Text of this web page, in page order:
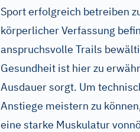
Sport erfolgreich betreiben
körperlicher Verfassung
anspruchsvolle Trails
Gesundheit ist hier zu
Ausdauer sorgt. Um
Anstiege meistern zu
eine starke Muskulatur